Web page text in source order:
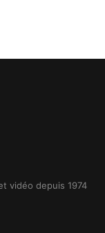
vidéo depuis 1974